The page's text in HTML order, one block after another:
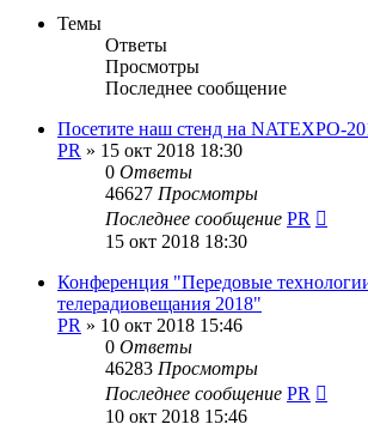
Темы
Ответы
Просмотры
Последнее сообщение
Посетите наш стенд на NATEXPO-
PR » 15 окт 2018 18:30
0 Ответы
46627 Просмотры
Последнее сообщение PR
15 окт 2018 18:30
Конференция "Передовые
телерадиовещания 2018"
PR » 10 окт 2018 15:46
0 Ответы
46283 Просмотры
Последнее сообщение PR
10 окт 2018 15:46